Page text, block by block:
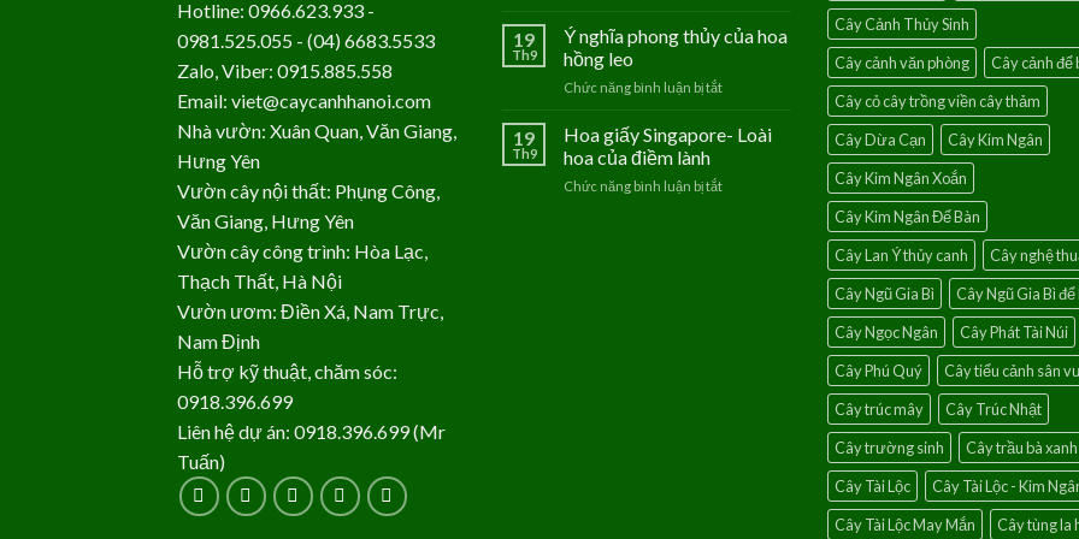
Hotline: 0966.623.933 -
0981.525.055 - (04) 6683.5533
Zalo, Viber: 0915.885.558
Email: viet@caycanhhanoi.com
Nhà vườn: Xuân Quan, Văn Giang,
Hưng Yên
Vườn cây nội thất: Phụng Công,
Văn Giang, Hưng Yên
Vườn cây công trình: Hòa Lạc,
Thạch Thất, Hà Nội
Vườn ươm: Điền Xá, Nam Trực,
Nam Định
Hỗ trợ kỹ thuật, chăm sóc:
0918.396.699
Liên hệ dự án: 0918.396.699 (Mr
Tuấn)
của
phúc
cây
19
Th9
Ý nghĩa phong thủy của hoa
hồng leo
Chức năng bình luận bị tắt
nghĩa
19
Th9
Hoa giấy Singapore- Loài
hoa của điềm lành
Chức năng bình luận bị tắt
Cây Cảnh Thủy Sinh
Cây cảnh văn phòng
Cây cảnh để
Cây cỏ cây trồng viền cây thảm
Cây Dừa Cạn
Cây Kim Ngân
Cây Kim Ngân Xoắn
Cây Kim Ngân Để Bàn
Cây Lan Ý thủy canh
Cây nghệ
Cây Ngũ Gia Bì
Cây Ngũ Gia Bì để
Cây Ngọc Ngân
Cây Phát Tài Núi
Cây Phú Quý
Cây tiểu cảnh sân
Cây trúc mây
Cây Trúc Nhật
Cây trường sinh
Cây trầu bà xanh
Cây Tài Lộc
Cây Tài Lộc - Kim
Cây Tài Lộc May Mắn
Cây tùng la